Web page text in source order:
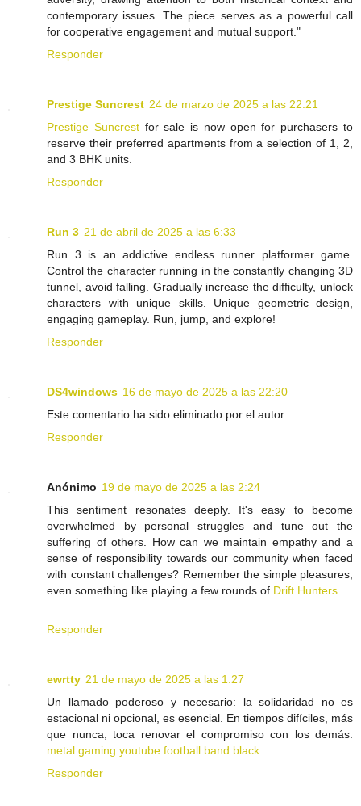
contemporary issues. The piece serves as a powerful call
for cooperative engagement and mutual support."
Responder
Prestige Suncrest 24 de marzo de 2025 a las 22:21
Prestige Suncrestfor sale is now open for purchasers to
reserve their preferred apartments from a selection of 1, 2,
and 3 BHK units.
Responder
Run 3 21 de abril de 2025 a las 6:33
Run 3 is an addictive endless runner platformer game.
Control the character running in the constantly changing 3D
tunnel, avoid falling. Gradually increase the difficulty, unlock
characters with unique skills. Unique geometric design,
engaging gameplay. Run, jump, and explore!
Responder
DS4windows 16 de mayo de 2025 a las 22:20
Este comentario ha sido eliminado por el autor.
Responder
Anónimo 19 de mayo de 2025 a las 2:24
This sentiment resonates deeply. It's easy to become
overwhelmed by personal struggles and tune out the
suffering of others. How can we maintain empathy and a
sense of responsibility towards our community when faced
with constant challenges? Remember the simple pleasures,
even something like playing a few rounds of Drift Hunters
Responder
ewrtty 21 de mayo de 2025 a las 1:27
Un llamado poderoso y necesario: la solidaridad no es
estacional ni opcional, es esencial. En tiempos difíciles, más
que nunca, toca renovar el compromiso con los demás.
metal gaming youtube football band black
Responder